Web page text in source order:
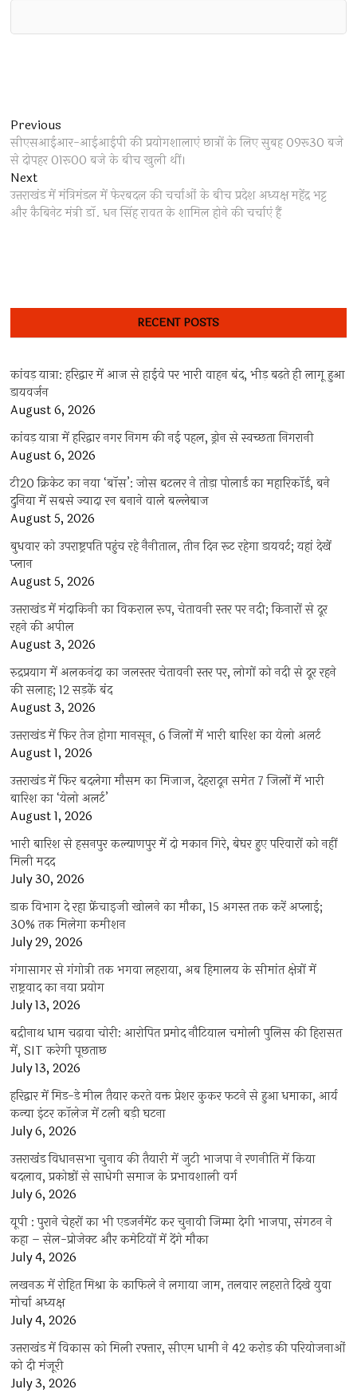
Post
navigation
Previous
post:
सीएसआईआर-आईआईपी की प्रयोगशालाएं छात्रों के लिए सुबह 09रू30 बजे
से दोपहर 01रू00 बजे के बीच खुली थीं।
NextNext
post:
उत्तराखंड में मंत्रिमंडल में फेरबदल की चर्चाओं के बीच प्रदेश अध्यक्ष महेंद्र भट्ट
और कैबिनेट मंत्री डॉ. धन सिंह रावत के शामिल होने की चर्चाएं हैं
RECENT POSTS
कांवड़ यात्रा: हरिद्वार में आज से हाईवे पर भारी वाहन बंद, भीड़ बढ़ते ही लागू हुआ
डायवर्जन
August 6, 2026
कांवड़ यात्रा में हरिद्वार नगर निगम की नई पहल, ड्रोन से स्वच्छता निगरानी
August 6, 2026
टी20 क्रिकेट का नया ‘बॉस’: जोस बटलर ने तोड़ा पोलार्ड का महारिकॉर्ड, बने
दुनिया में सबसे ज्यादा रन बनाने वाले बल्लेबाज
August 5, 2026
बुधवार को उपराष्ट्रपति पहुंच रहे नैनीताल, तीन दिन रूट रहेगा डायवर्ट; यहां देखें
प्‍लान
August 5, 2026
उत्तराखंड में मंदाकिनी का विकराल रूप, चेतावनी स्तर पर नदी; किनारों से दूर
रहने की अपील
August 3, 2026
रुद्रप्रयाग में अलकनंदा का जलस्तर चेतावनी स्तर पर, लोगों को नदी से दूर रहने
की सलाह; 12 सड़कें बंद
August 3, 2026
उत्तराखंड में फिर तेज होगा मानसून, 6 जिलों में भारी बारिश का येलो अलर्ट
August 1, 2026
उत्तराखंड में फिर बदलेगा मौसम का मिजाज, देहरादून समेत 7 जिलों में भारी
बारिश का ‘येलो अलर्ट’
August 1, 2026
भारी बारिश से हसनपुर कल्याणपुर में दो मकान गिरे, बेघर हुए परिवारों को नहीं
मिली मदद
July 30, 2026
डाक विभाग दे रहा फ्रेंचाइजी खोलने का मौका, 15 अगस्त तक करें अप्लाई;
30% तक मिलेगा कमीशन
July 29, 2026
गंगासागर से गंगोत्री तक भगवा लहराया, अब हिमालय के सीमांत क्षेत्रों में
राष्ट्रवाद का नया प्रयोग
July 13, 2026
बद्रीनाथ धाम चढ़ावा चोरी: आरोपित प्रमोद नौटियाल चमोली पुलिस की हिरासत
में, SIT करेगी पूछताछ
July 13, 2026
हरिद्वार में मिड-डे मील तैयार करते वक्त प्रेशर कुकर फटने से हुआ धमाका, आर्य
कन्या इंटर कॉलेज में टली बड़ी घटना
July 6, 2026
उत्तराखंंड विधानसभा चुनाव की तैयारी में जुटी भाजपा ने रणनीति में किया
बदलाव, प्रकोष्ठों से साधेगी समाज के प्रभावशाली वर्ग
July 6, 2026
यूपी : पुराने चेहरों का भी एडजर्नमेंट कर चुनावी जिम्मा देगी भाजपा, संगठन ने
कहा – सेल-प्रोजेक्ट और कमेटियों में देंगे मौका
July 4, 2026
लखनऊ में रोहित मिश्रा के काफिले ने लगाया जाम, तलवार लहराते दिखे युवा
मोर्चा अध्यक्ष
July 4, 2026
उत्तराखंड में विकास को मिली रफ्तार, सीएम धामी ने 42 करोड़ की परियोजनाओं
को दी मंजूरी
July 3, 2026